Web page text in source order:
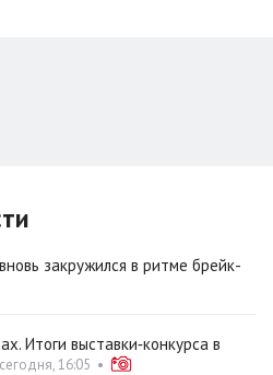
закружился в ритме брейк-
Итоги выставки‑конкурса в
сегодня, 16:05 •